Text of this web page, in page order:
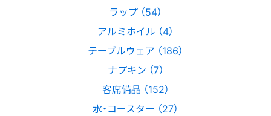
ラップ （54）
アルミホイル （4）
テーブルウェア （186）
ナプキン （7）
客席備品 （152）
水・コースター （27）